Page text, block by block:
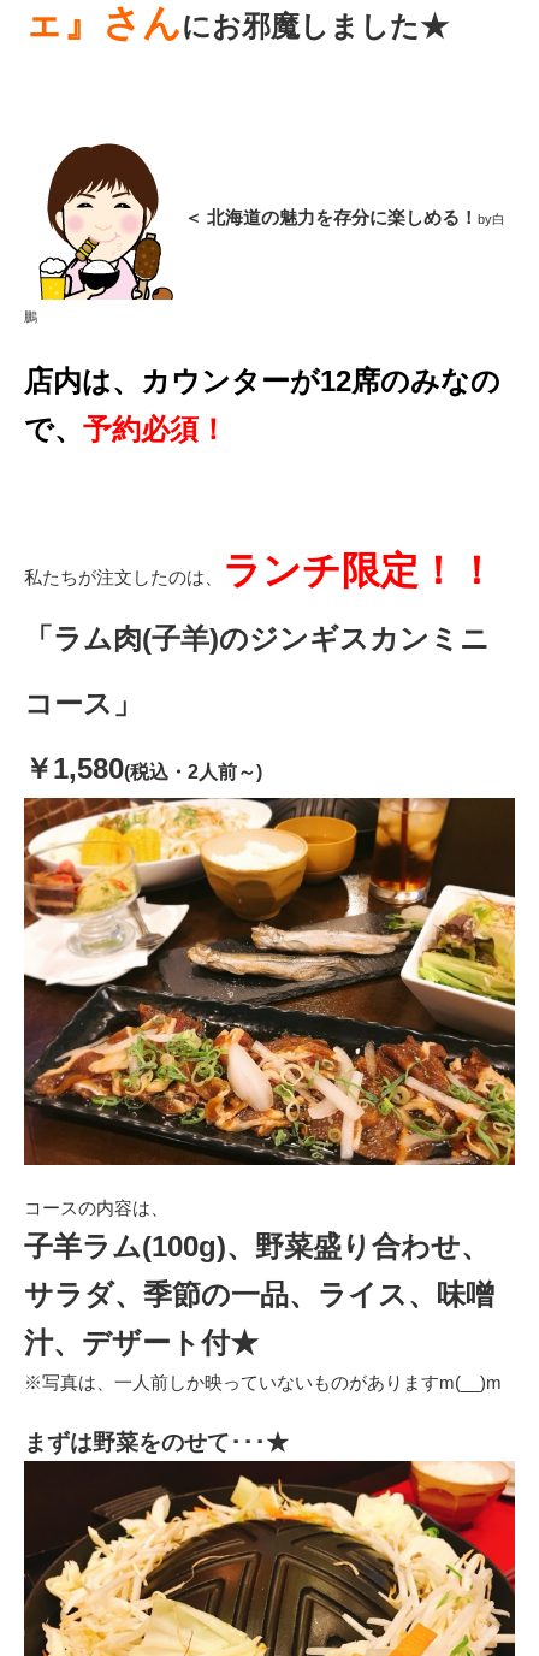
ェ』さんにお邪魔しました★
＜ 北海道の魅力を存分に楽しめる！ by白
鵬
店内は、カウンターが12席のみなの
で、 予約必須！
私たちが注文したのは、 ランチ限定！！
「ラム肉(子羊)のジンギスカンミニ
コース」
￥1,580(税込・2人前～)
コースの内容は、
子羊ラム(100g)、野菜盛り合わせ、
サラダ、季節の一品、ライス、味噌
汁、デザート付★
※写真は、一人前しか映っていないものがありますm(__)m
まずは野菜をのせて･･･★